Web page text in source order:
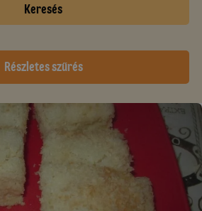
Keresés
Részletes szűrés